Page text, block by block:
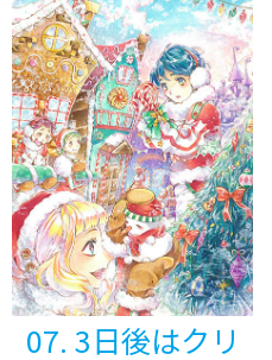
07. 3日後はクリ